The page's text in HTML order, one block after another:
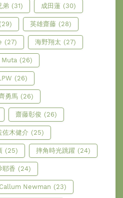
弟 (31) 成田蓮 (30)
英雄齋藤 (28)
(27) 海野翔太 (27)
Muta (26)
(26)
勇馬 (26)
齋藤彰俊 (26)
佐木健介 (25)
(25) 摔角時光跳躍 (24)
耶香 (24)
Callum Newman (23)